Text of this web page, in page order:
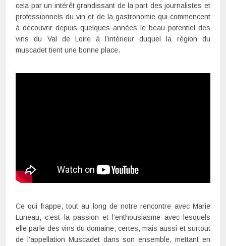
cela par un intérêt grandissant de la part des journalistes et
professionnels du vin et de la gastronomie qui commencent
à découvrir depuis quelques années le beau potentiel des
vins du Val de Loire à l’intérieur duquel la région du
muscadet tient une bonne place.
Ce qui frappe, tout au long de notre rencontre avec Marie
Luneau, c’est la passion et l’enthousiasme avec lesquels
elle parle des vins du domaine, certes, mais aussi et surtout
de l’appellation Muscadet dans son ensemble, mettant en